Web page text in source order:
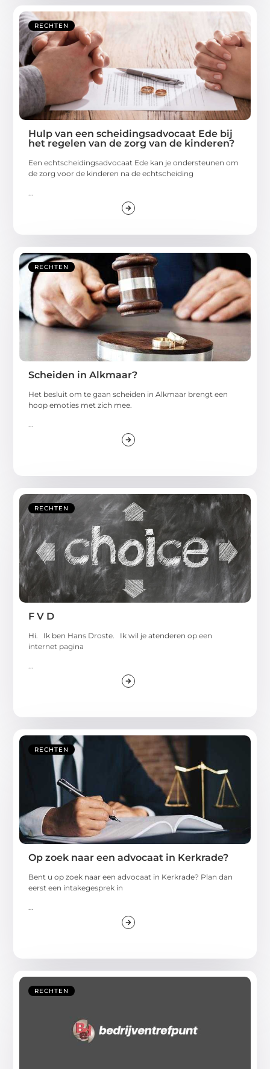
RECHTEN
Hulp van een scheidingsadvocaat Ede bij
het regelen van de zorg van de kinderen?
Een echtscheidingsadvocaat Ede kan je ondersteunen om
de zorg voor de kinderen na de echtscheiding
...
RECHTEN
Scheiden in Alkmaar?
Het besluit om te gaan scheiden in Alkmaar brengt een
hoop emoties met zich mee.
...
RECHTEN
F V D
Hi. Ik ben Hans Droste. Ik wil je atenderen op een
internet pagina
...
RECHTEN
Op zoek naar een advocaat in Kerkrade?
Bent u op zoek naar een advocaat in Kerkrade? Plan dan
eerst een intakegesprek in
...
RECHTEN